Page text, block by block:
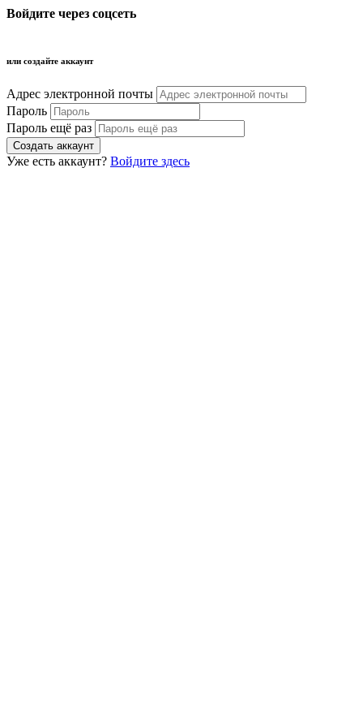
Войдите через соцсеть
или создайте аккаунт
Адрес электронной почты
Пароль
Пароль ещё раз
Уже есть аккаунт? Войдите здесь